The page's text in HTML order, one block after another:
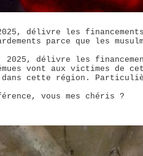
délivre les
parce que les
2025, délivre les
émues vont aux victimes
cette région.
vous mes chéris ?